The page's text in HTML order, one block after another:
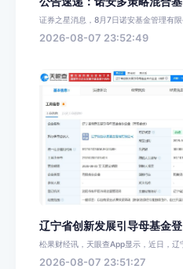
证券之星消息，8月7日诺安基金管理有
2026-08-07 23:52:49
辽宁省创新发展引导母基金
松果财经讯，天眼查App显示，近日，
2026-08-07 23:51:27